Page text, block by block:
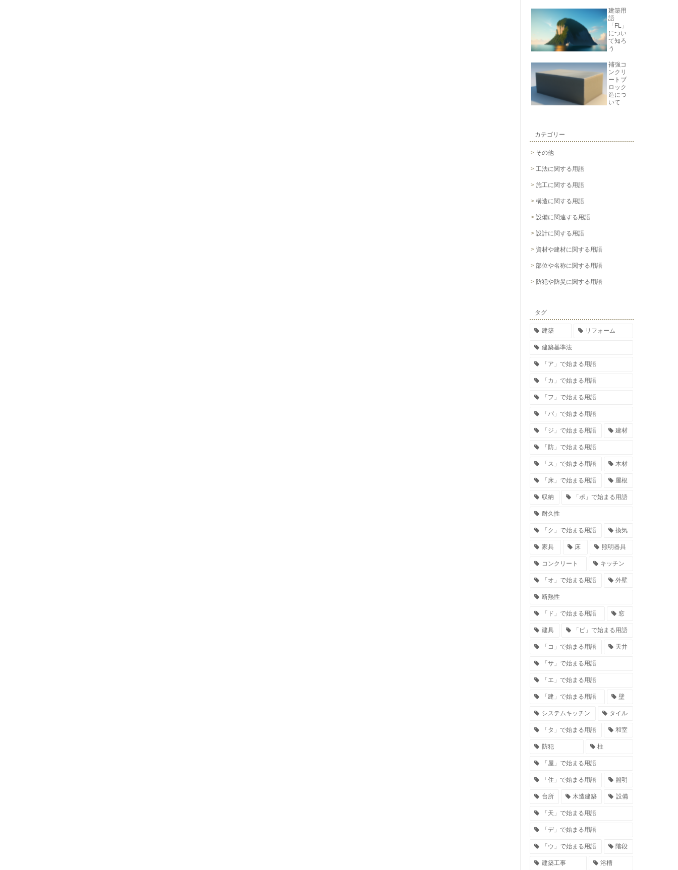
建築用
語
「FL」
につい
て知ろ
う
補強コ
ンクリ
ートブ
ロック
造につ
いて
カテゴリー
その他
工法に関する用語
施工に関する用語
構造に関する用語
設備に関連する用語
設計に関する用語
資材や建材に関する用語
部位や名称に関する用語
防犯や防災に関する用語
タグ
建築 リフォーム
建築基準法
「ア」で始まる用語
「カ」で始まる用語
「フ」で始まる用語
「パ」で始まる用語
「ジ」で始まる用語 建材
「防」で始まる用語
「ス」で始まる用語 木材
「床」で始まる用語 屋根
収納 「ポ」で始まる用語
耐久性
「ク」で始まる用語 換気
家具 床 照明器具
コンクリート キッチン
「オ」で始まる用語 外壁
断熱性
「ド」で始まる用語 窓
建具 「ピ」で始まる用語
「コ」で始まる用語 天井
「サ」で始まる用語
「エ」で始まる用語
「建」で始まる用語 壁
システムキッチン タイル
「タ」で始まる用語 和室
防犯 柱
「屋」で始まる用語
「住」で始まる用語 照明
台所 木造建築 設備
「天」で始まる用語
「デ」で始まる用語
「ウ」で始まる用語 階段
建築工事 浴槽